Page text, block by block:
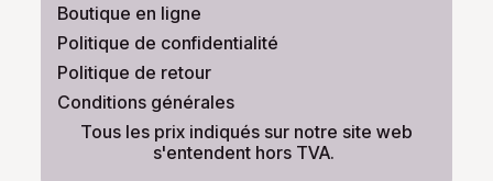
Boutique en ligne
Politique de confidentialité
Politique de retour
Conditions générales
​Tous les prix indiqués sur notre site web
s'entendent hors TVA.